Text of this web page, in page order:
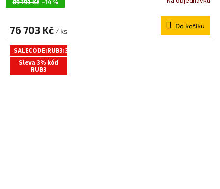
89 190 Kč –14 %
76 703 Kč / ks
Do košíku
SALECODE:RUB3:3:%
Sleva 3% kód
RUB3